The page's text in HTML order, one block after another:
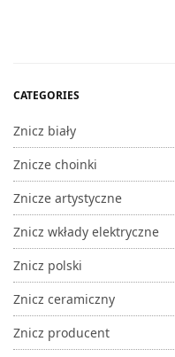
CATEGORIES
Znicz biały
Znicze choinki
Znicze artystyczne
Znicz wkłady elektryczne
Znicz polski
Znicz ceramiczny
Znicz producent